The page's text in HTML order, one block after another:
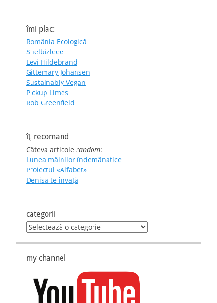
îmi plac:
România Ecologică
Shelbizleee
Levi Hildebrand
Gittemary Johansen
Sustainably Vegan
Pickup Limes
Rob Greenfield
îţi recomand
Câteva articole random:
Lunea mâinilor îndemânatice
Proiectul «Alfabet»
Denisa te învaţă
categorii
categorii
my channel